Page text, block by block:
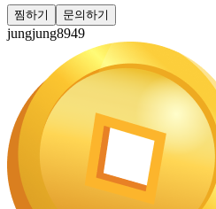
찜하기 문의하기
jungjung8949